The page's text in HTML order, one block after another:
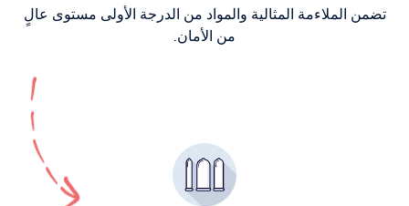
تضمن الملاءمة المثالية والمواد من الدرجة الأولى مستوى عالٍ
من الأمان.